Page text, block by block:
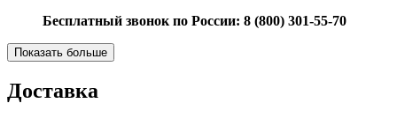
Бесплатный звонок по России: 8 (800) 301-55-70
Показать больше
Доставка